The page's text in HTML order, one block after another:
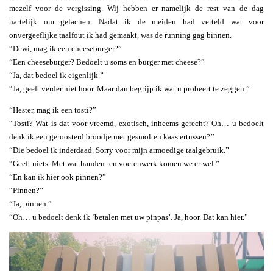
mezelf voor de vergissing. Wij hebben er namelijk de rest van de dag
hartelijk om gelachen. Nadat ik de meiden had verteld wat voor
onvergeeflijke taalfout ik had gemaakt, was de running gag binnen.
“Dewi, mag ik een cheeseburger?”
“Een cheeseburger? Bedoelt u soms en burger met cheese?”
“Ja, dat bedoel ik eigenlijk.”
“Ja, geeft verder niet hoor. Maar dan begrijp ik wat u probeert te zeggen.”
“Hester, mag ik een tosti?”
“Tosti? Wat is dat voor vreemd, exotisch, inheems gerecht? Oh… u bedoelt
denk ik een geroosterd broodje met gesmolten kaas ertussen?’’
“Die bedoel ik inderdaad. Sorry voor mijn armoedige taalgebruik.”
“Geeft niets. Met wat handen- en voetenwerk komen we er wel.”
“En kan ik hier ook pinnen?”
“Pinnen?”
“Ja, pinnen.”
“Oh… u bedoelt denk ik ‘betalen met uw pinpas’. Ja, hoor. Dat kan hier.”